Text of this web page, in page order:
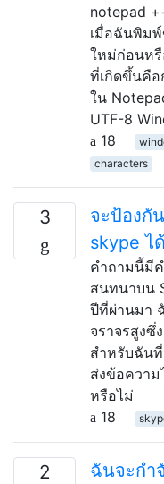
notepad
เมื่อฉันพิม
ใหม่ก่อนหรื
ที่เกิดขึ้นคือ
ใน
UTF-8
18
characters
3
จะป้องกั
skype ไ
คำถามนี้มีค
สนทนาบน
ปีที่ผ่านมา
จราจรสูงซึ่
สำหรับฉัน
ส่งข้อความ
หรือไม่
18
2 ฉันจะกำ